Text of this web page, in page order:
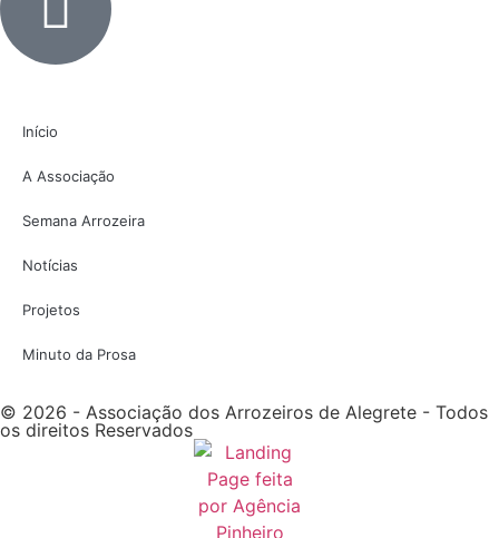
Início
A Associação
Semana Arrozeira
Notícias
Projetos
Minuto da Prosa
© 2026 - Associação dos Arrozeiros de Alegrete - Todos
os direitos Reservados